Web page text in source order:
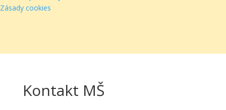
Zásady cookies
Kontakt MŠ